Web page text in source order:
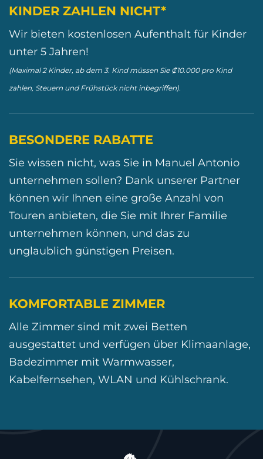
KINDER ZAHLEN NICHT*
Wir bieten kostenlosen Aufenthalt für Kinder
unter 5 Jahren!
(Maximal 2 Kinder, ab dem 3. Kind müssen Sie ₡10.000 pro Kind
zahlen, Steuern und Frühstück nicht inbegriffen).
BESONDERE RABATTE
Sie wissen nicht, was Sie in Manuel Antonio
unternehmen sollen? Dank unserer Partner
können wir Ihnen eine große Anzahl von
Touren anbieten, die Sie mit Ihrer Familie
unternehmen können, und das zu
unglaublich günstigen Preisen.
KOMFORTABLE ZIMMER
Alle Zimmer sind mit zwei Betten
ausgestattet und verfügen über Klimaanlage,
Badezimmer mit Warmwasser,
Kabelfernsehen, WLAN und Kühlschrank.